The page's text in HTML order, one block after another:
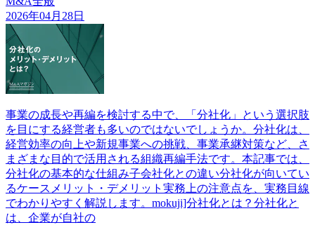
2026年04月28日
事業の成長や再編を検討する中で、「分社化」という選択肢
を目にする経営者も多いのではないでしょうか。分社化は、
経営効率の向上や新規事業への挑戦、事業承継対策など、さ
まざまな目的で活用される組織再編手法です。本記事では、
分社化の基本的な仕組み子会社化との違い分社化が向いてい
るケースメリット・デメリット実務上の注意点を、実務目線
でわかりやすく解説します。mokuji]分社化とは？分社化と
は、企業が自社の